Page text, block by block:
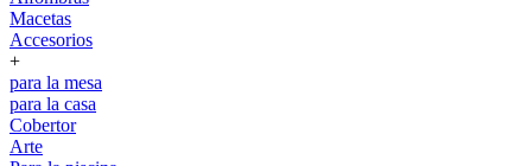
Macetas
Accesorios
+
para la mesa
para la casa
Cobertor
Arte